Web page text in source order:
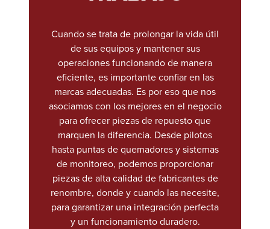
Cuando se trata de prolongar la vida útil
de sus equipos y mantener sus
operaciones funcionando de manera
eficiente, es importante confiar en las
marcas adecuadas. Es por eso que nos
asociamos con los mejores en el negocio
para ofrecer piezas de repuesto que
marquen la diferencia. Desde pilotos
hasta puntas de quemadores y sistemas
de monitoreo, podemos proporcionar
piezas de alta calidad de fabricantes de
renombre, donde y cuando las necesite,
para garantizar una integración perfecta
y un funcionamiento duradero.